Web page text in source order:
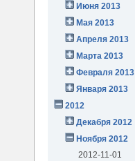
Июня 2013
Мая 2013
Апреля 2013
Марта 2013
Февраля 2013
Января 2013
2012
Декабря 2012
Ноября 2012
2012-11-01